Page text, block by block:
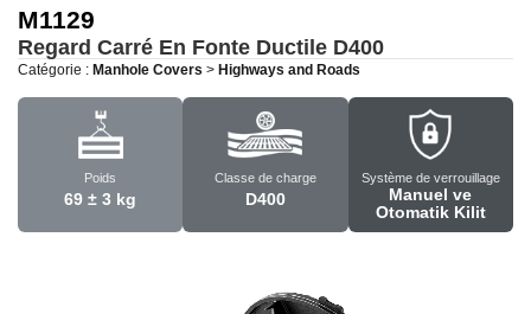
M1129
Regard Carré En Fonte Ductile D400
Catégorie : Manhole Covers > Highways and Roads
Poids
69 ± 3 kg
Classe de charge
D400
Système de verrouillage
Manuel ve
Otomatik Kilit